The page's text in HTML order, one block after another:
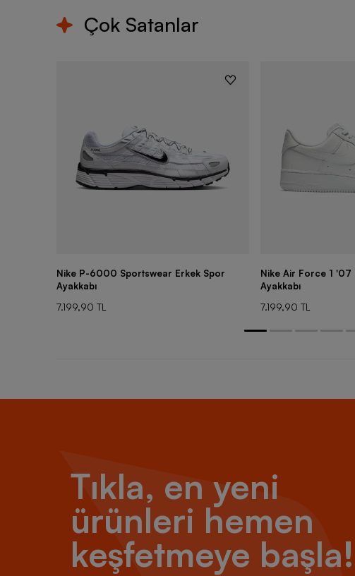
Çok Satanlar
Nike P-6000 Sportswear Erkek Spor
Ayakkabı
7.199,90 TL
Nike Air Force 1 '07
Ayakkabı
7.199,90 TL
Tıkla, en yeni
ürünleri hemen
keşfetmeye başla!